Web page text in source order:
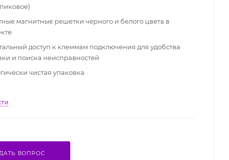
магнитные решетки черного и белого цвета в
доступ к клеммам подключения для удобства
и поиска неисправностей
чистая упаковка
ВОПРОС